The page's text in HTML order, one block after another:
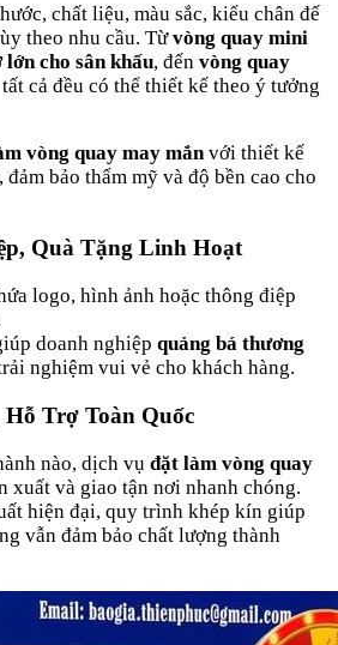
chất liệu, màu sắc, kiểu chân đế
theo nhu cầu. Từvòng quay mini
lớn cho sân khấu, đến vòng quay
cả đều có thể thiết kế theo ý tưởng
vòng quay may mắn với thiết kế
bảo thẩm mỹ và độ bền cao cho
Quà Tặng Linh Hoạt
logo, hình ảnh hoặc thông điệp
doanh nghiệp quảng bá thương
nghiệm vui vẻ cho khách hàng.
Trợ Toàn Quốc
nào, dịch vụ đặt làm vòng quay
xuất và giao tận nơi nhanh chóng.
hiện đại, quy trình khép kín giúp
vẫn đảm bảo chất lượng thành